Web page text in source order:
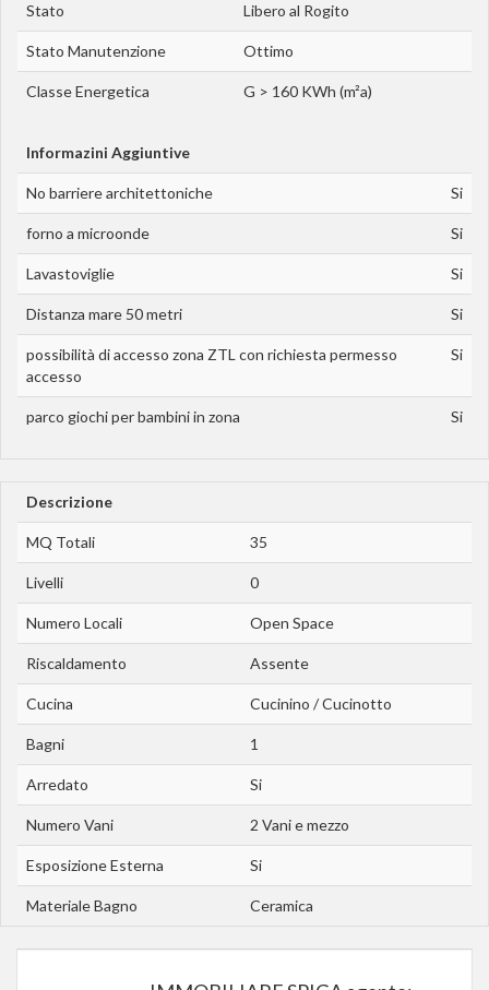
Stato Libero al Rogito
Stato Manutenzione Ottimo
Classe Energetica G > 160 KWh (m²a)
Informazini Aggiuntive
No barriere architettoniche Si
forno a microonde Si
Lavastoviglie Si
Distanza mare 50 metri Si
possibilità di accesso zona ZTL con richiesta permesso
accesso
Si
parco giochi per bambini in zona Si
Descrizione
MQ Totali 35
Livelli 0
Numero Locali Open Space
Riscaldamento Assente
Cucina Cucinino / Cucinotto
Bagni 1
Arredato Si
Numero Vani 2 Vani e mezzo
Esposizione Esterna Si
Materiale Bagno Ceramica